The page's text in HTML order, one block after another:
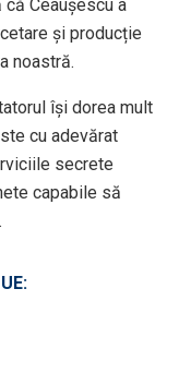
Ceaușescu a
și producție
noastră.
își dorea mult
cu adevărat
secrete
capabile să